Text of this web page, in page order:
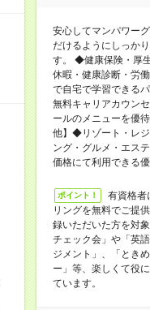
安心してマンパワー
だけるようにしっか
す。 ◆健康保険・厚
休暇・健康診断・労
で自宅で学習できる
無料キャリアカウン
ールのメニューを優
他】◆リゾート・レ
ング・グルメ・エス
価格にて利用できる
ポイント！
有資格者
リングを無料でご提
録いただいた方を対
チェック会」や「英
ジメント」、「とき
ー」等、楽しくて役
ています。